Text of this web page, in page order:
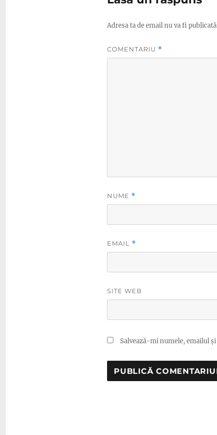
Adresa ta de email nu va fi
COMENTARIU *
NUME *
EMAIL *
SITE WEB
Salvează-mi numele, emailul